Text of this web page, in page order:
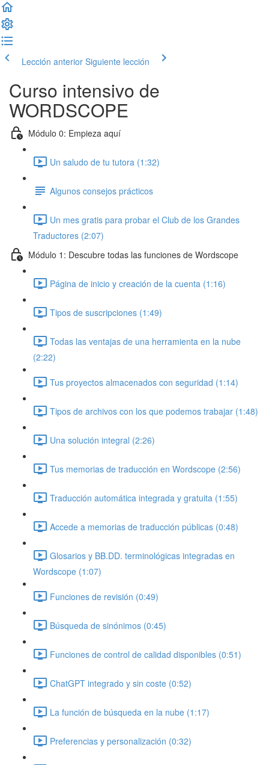
Lección anterior Siguiente lección
Curso intensivo de
WORDSCOPE
Módulo 0: Empieza aquí
Un saludo de tu tutora (1:32)
Algunos consejos prácticos
Un mes gratis para probar el Club de los Grandes
Traductores (2:07)
Módulo 1: Descubre todas las funciones de Wordscope
Página de inicio y creación de la cuenta (1:16)
Tipos de suscripciones (1:49)
Todas las ventajas de una herramienta en la nube
(2:22)
Tus proyectos almacenados con seguridad (1:14)
Tipos de archivos con los que podemos trabajar (1:48)
Una solución integral (2:26)
Tus memorias de traducción en Wordscope (2:56)
Traducción automática integrada y gratuita (1:55)
Accede a memorias de traducción públicas (0:48)
Glosarios y BB.DD. terminológicas integradas en
Wordscope (1:07)
Funciones de revisión (0:49)
Búsqueda de sinónimos (0:45)
Funciones de control de calidad disponibles (0:51)
ChatGPT integrado y sin coste (0:52)
La función de búsqueda en la nube (1:17)
Preferencias y personalización (0:32)